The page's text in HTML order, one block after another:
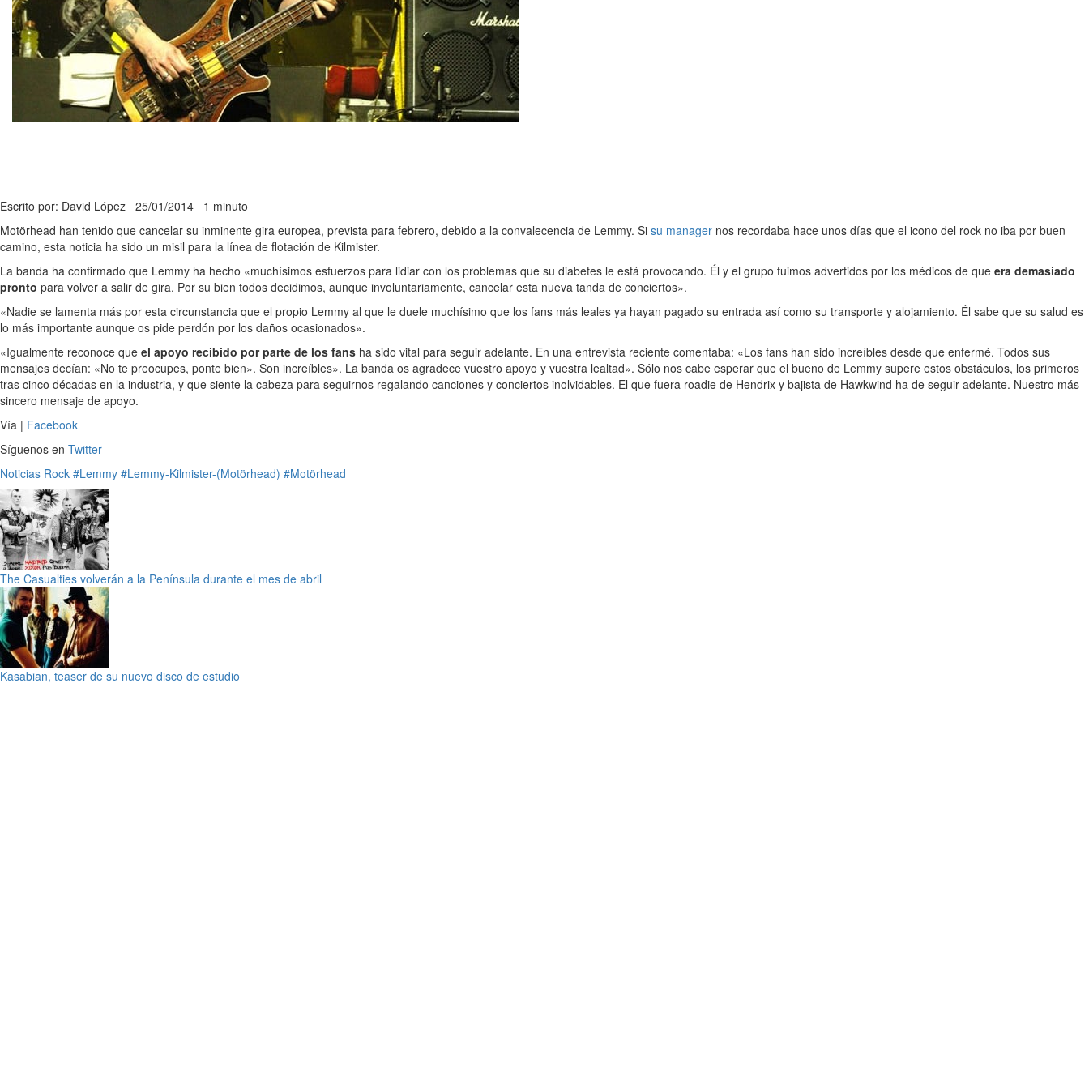
Escrito por: David López 25/01/2014 1 minuto
Motörhead han tenido que cancelar su inminente gira europea, prevista para febrero, debido a la convalecencia de Lemmy. Si su manager nos recordaba hace unos días que el icono del rock no iba por buen
camino, esta noticia ha sido un misil para la línea de flotación de Kilmister.
La banda ha confirmado que Lemmy ha hecho «muchísimos esfuerzos para lidiar con los problemas que su diabetes le está provocando. Él y el grupo fuimos advertidos por los médicos de que era demasiado
pronto para volver a salir de gira. Por su bien todos decidimos, aunque involuntariamente, cancelar esta nueva tanda de conciertos».
«Nadie se lamenta más por esta circunstancia que el propio Lemmy al que le duele muchísimo que los fans más leales ya hayan pagado su entrada así como su transporte y alojamiento. Él sabe que su salud es
lo más importante aunque os pide perdón por los daños ocasionados».
«Igualmente reconoce que el apoyo recibido por parte de los fans ha sido vital para seguir adelante. En una entrevista reciente comentaba: «Los fans han sido increíbles desde que enfermé. Todos sus
mensajes decían: «No te preocupes, ponte bien». Son increíbles». La banda os agradece vuestro apoyo y vuestra lealtad». Sólo nos cabe esperar que el bueno de Lemmy supere estos obstáculos, los primeros
tras cinco décadas en la industria, y que siente la cabeza para seguirnos regalando canciones y conciertos inolvidables. El que fuera roadie de Hendrix y bajista de Hawkwind ha de seguir adelante. Nuestro más
sincero mensaje de apoyo.
Vía | Facebook
Síguenos en Twitter
Noticias Rock #Lemmy #Lemmy-Kilmister-(Motörhead) #Motörhead
The Casualties volverán a la Península durante el mes de abril
Kasabian, teaser de su nuevo disco de estudio